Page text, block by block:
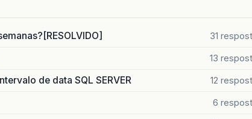
31
13
de data SQL SERVER 12
6